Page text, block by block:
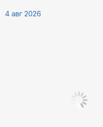
4 авг 2026